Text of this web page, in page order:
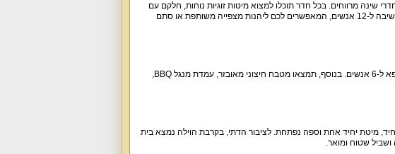
משתרעת על שטח של 375 מ"ר, עם שטח בנוי של 180 מ"ר, ומכילה 5 חדרי שינה מרווחים. בכל חדר תוכלו למצוא מיטות זוגיות נוחות, חלקם עם
חדרי רחצה פרטיים. הסלון המפואר כולל מסך שטוח בגודל 60 אינץ' ומערכת ישיבה ל-12 אנשים, המאפשרים לכם ליהנות מצפייה משותפת או סתם
החצר של וילה סאן לייט כוללת בריכה מקורה, מחוממת ומגודרת, לצד ג'קוזי ספא ל-6 אנשים. בנוסף, תמצאו מטבח חיצוני מאובזר, עמדת מנגל BBQ,
מותאמת למשפחות עם ילדים עם אפשרות לשימוש ב-3 מזרוני יחיד, מיטת יחיד אחת וספה נפתחת. לציבור הדתי, בקרבת הוילה נמצא בית
שטוח ומואר.